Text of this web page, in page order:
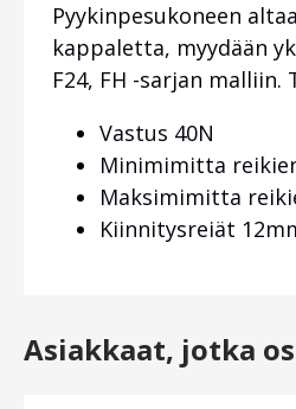
Pyykinpesukoneen
kappaletta, myydään
F24, FH -sarjan
Vastus 40N
Minimimitta
Maksimimitta
Kiinnitysreiät
Asiakkaat, jotka